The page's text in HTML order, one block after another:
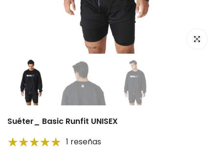
Click
Suéter_ Basic Runfit UNISEX
1 reseñas